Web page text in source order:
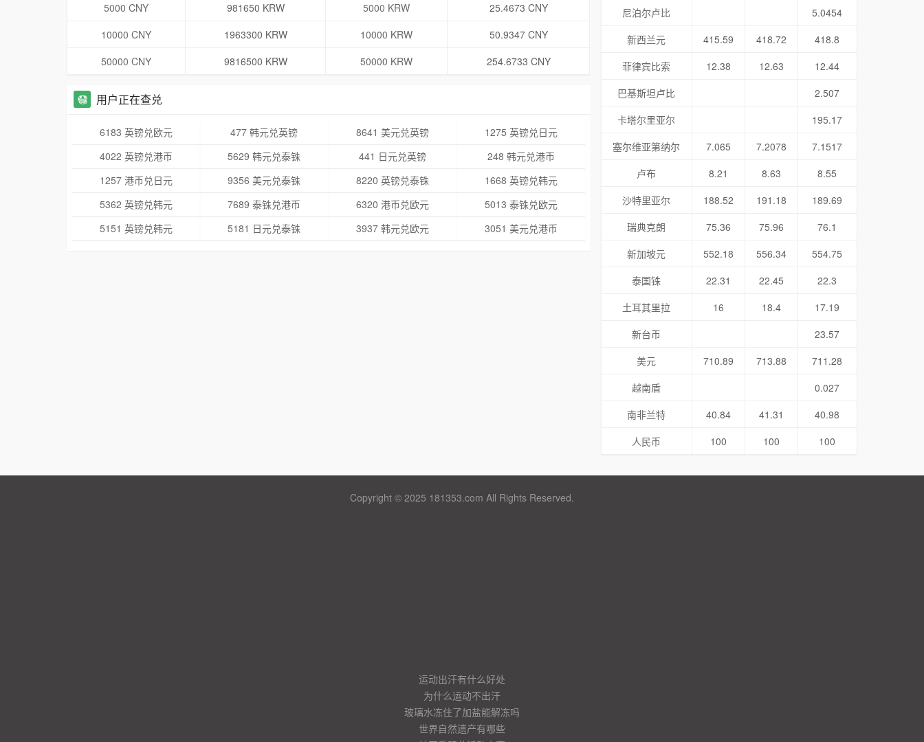
5000 CNY
981650 KRW 5000 KRW
25.4673 CNY
10000 CNY
1963300 KRW 10000 KRW
50.9347 CNY
50000 CNY
9816500 KRW 50000 KRW 254.6733 CNY
用户正在查兑
6183 英镑兑欧元 477 韩元兑英镑 8641 美元兑英镑
1275 英镑兑日元
4022 英镑兑港币
5629 韩元兑泰铢 441 日元兑英镑
248 韩元兑港币
1257 港币兑日元
9356 美元兑泰铢 8220 英镑兑泰铢
1668 英镑兑韩元
5362 英镑兑韩元
7689 泰铢兑港币 6320 港币兑欧元
5013 泰铢兑欧元
5151 英镑兑韩元
5181 日元兑泰铢 3937 韩元兑欧元 3051 美元兑港币
尼泊尔卢比
5.0454
新西兰元
415.59 418.72
418.8
菲律宾比索
12.38 12.63
12.44
巴基斯坦卢比
2.507
卡塔尔里亚尔
195.17
塞尔维亚第纳尔
7.065 7.2078
7.1517
卢布
8.21 8.63
8.55
沙特里亚尔
188.52 191.18
189.69
瑞典克朗
75.36 75.96
76.1
新加坡元
552.18 556.34
554.75
泰国铢
22.31 22.45
22.3
土耳其里拉
16 18.4
17.19
新台币
23.57
美元
710.89 713.88
711.28
越南盾
0.027
南非兰特
40.84 41.31
40.98
人民币
100 100 100
Copyright © 2025 181353.com All Rights Reserved.
运动出汗有什么好处
为什么运动不出汗
玻璃水冻住了加盐能解冻吗
世界自然遗产有哪些